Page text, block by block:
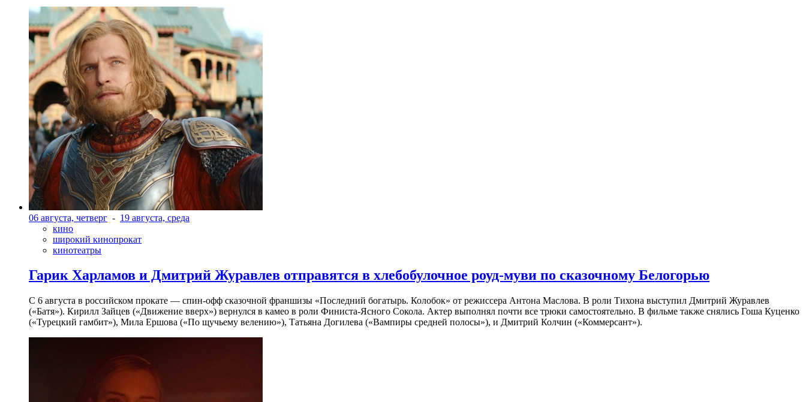
06 августа, четверг - 19 августа, среда
кино
широкий кинопрокат
кинотеатры
Гарик Харламов и Дмитрий Журавлев отправятся в хлебобулочное роуд-муви по сказочному Белогорью
С 6 августа в российском прокате — спин-офф сказочной франшизы «Последний богатырь. Колобок» от режиссера Антона Маслова. В роли Тихона выступил Дмитрий Журавлев
(«Батя»). Кирилл Зайцев («Движение вверх») вернулся в камео в роли Финиста-Ясного Сокола. Актер выполнял почти все трюки самостоятельно. В фильме также снялись Гоша Куценко
(«Турецкий гамбит»), Мила Ершова («По щучьему велению»), Татьяна Догилева («Вампиры средней полосы»), и Дмитрий Колчин («Коммерсант»).